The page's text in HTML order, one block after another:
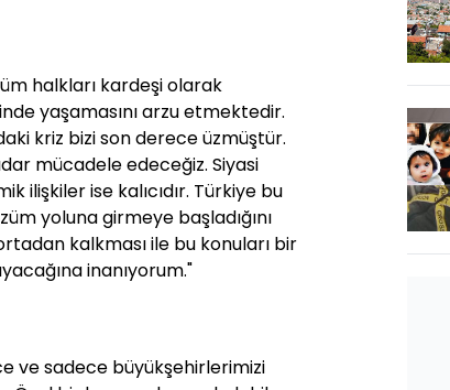
halkları kardeşi olarak
yaşamasını arzu etmektedir.
kriz bizi son derece üzmüştür.
mücadele edeceğiz. Siyasi
ilişkiler ise kalıcıdır. Türkiye bu
yoluna girmeye başladığını
kalkması ile bu konuları bir
inanıyorum."
ve sadece büyükşehirlerimizi